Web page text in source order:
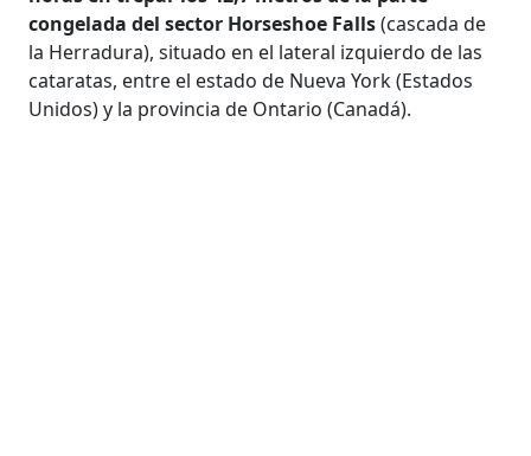
congelada del sector Horseshoe Falls(cascada de
la Herradura), situado en el lateral izquierdo de las
cataratas, entre el estado de Nueva York (Estados
Unidos) y la provincia de Ontario (Canadá).